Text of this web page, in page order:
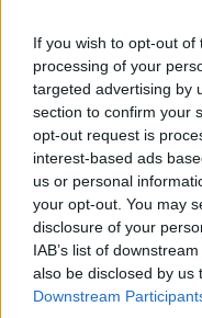
If you wish to opt-out
processing of your
targeted advertising by
section to confirm your
opt-out request is
interest-based ads
us or personal
your opt-out. You may
disclosure of your
IAB’s list of
also be disclosed by us
Downstream
Börja prenumerera
Starta din
Eller logga in på ditt
Username or E-